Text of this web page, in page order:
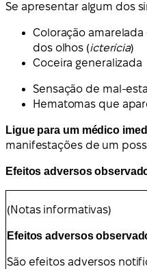
Se apresentar algum dos
Coloração
dos olhos (icterícia)
Coceira generalizada
Sensação de mal-
Hematomas que
Ligue para um médico
manifestações de um
Efeitos adversos
(Notas informativas)
Efeitos adversos
São efeitos adversos